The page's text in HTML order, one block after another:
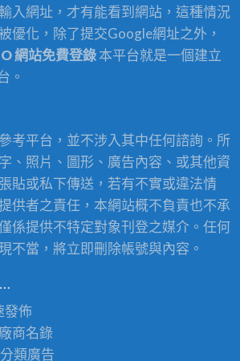
入網址，才有能看到網站，這種情況
優化，除了提交Google網址之外，
網站免費登錄本平台就是一個建立
。
考平台，並不涉入其中任何諮詢。所
、照片、圖形、廣告內容、或其他資
貼或私下傳送，若有不實或違法情
供者之責任，本網站概不負責也不承
係提供不特定對象刊登之媒介。任何
不當，將立即刪除帳號與內容。
發佈
商名錄
分類廣告